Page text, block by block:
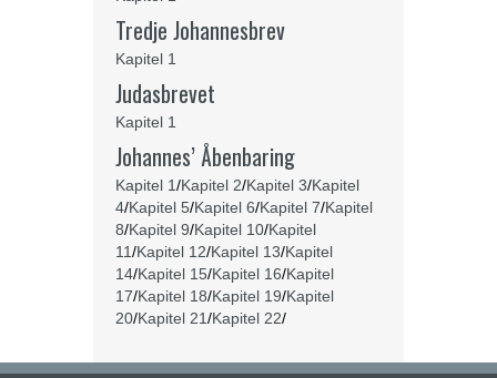
Tredje Johannesbrev
Kapitel 1
Judasbrevet
Kapitel 1
Johannes’ Åbenbaring
Kapitel 1/Kapitel 2/Kapitel 3/Kapitel
4/Kapitel 5/Kapitel 6/Kapitel 7/Kapitel
8/Kapitel 9/Kapitel 10/Kapitel
11/Kapitel 12/Kapitel 13/Kapitel
14/Kapitel 15/Kapitel 16/Kapitel
17/Kapitel 18/Kapitel 19/Kapitel
20/Kapitel 21/Kapitel 22/